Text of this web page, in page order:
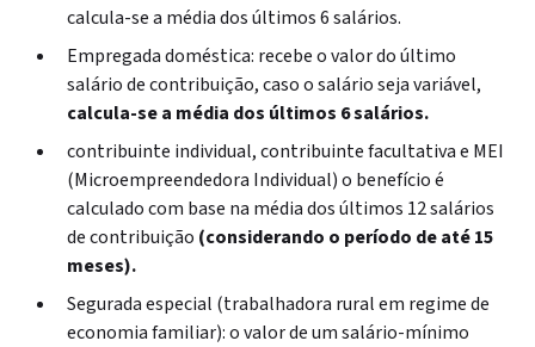
calcula-se a média dos últimos 6 salários.
Empregada doméstica: recebe o valor do último
salário de contribuição, caso o salário seja variável,
calcula-se a média dos últimos 6 salários.
contribuinte individual, contribuinte facultativa e MEI
(Microempreendedora Individual) o benefício é
calculado com base na média dos últimos 12 salários
de contribuição (considerando o período de até 15
meses).
Segurada especial (trabalhadora rural em regime de
economia familiar): o valor de um salário-mínimo